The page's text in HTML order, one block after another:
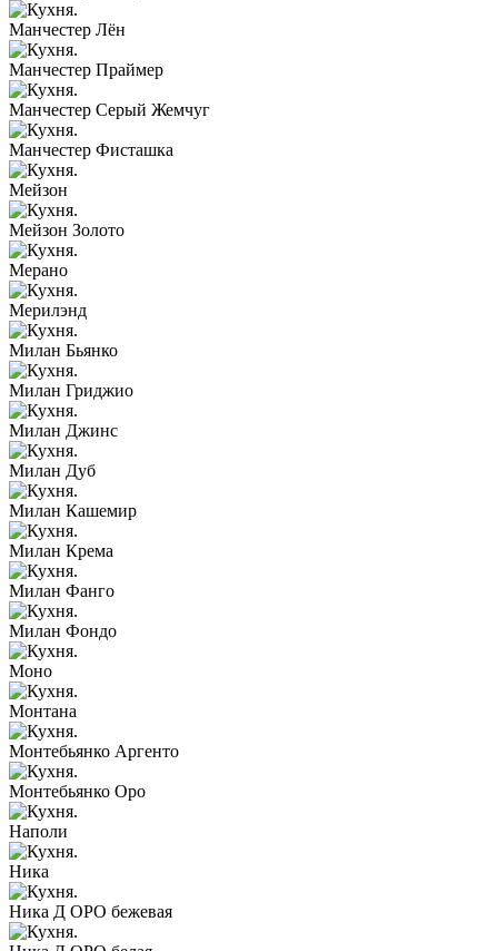
Манчестер Лён
Манчестер Праймер
Манчестер Серый Жемчуг
Манчестер Фисташка
Мейзон
Мейзон Золото
Мерано
Мерилэнд
Милан Бьянко
Милан Гриджио
Милан Джинс
Милан Дуб
Милан Кашемир
Милан Крема
Милан Фанго
Милан Фондо
Моно
Монтана
Монтебьянко Аргенто
Монтебьянко Оро
Наполи
Ника
Ника Д ОРО бежевая